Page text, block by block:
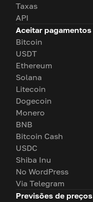
Taxas
API
Aceitar pagamentos
Bitcoin
USDT
Ethereum
Solana
Litecoin
Dogecoin
Monero
BNB
Bitcoin Cash
USDC
Shiba Inu
No WordPress
Via Telegram
Previsões de preços